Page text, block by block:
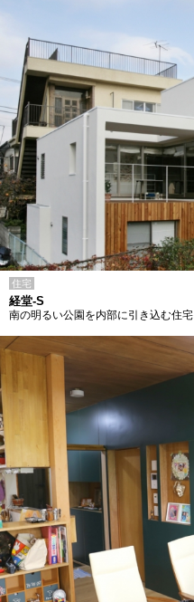
住宅
経堂-S
南の明るい公園を内部に引き込む住宅